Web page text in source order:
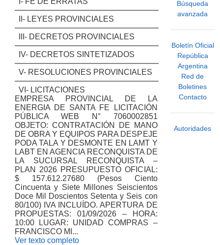
II- LEYES PROVINCIALES
III- DECRETOS PROVINCIALES
IV- DECRETOS SINTETIZADOS
V- RESOLUCIONES PROVINCIALES
VI- LICITACIONES
EMPRESA PROVINCIAL DE LA
ENERGIA DE SANTA FE LICITACIÓN
PÚBLICA WEB N° 7060002851
OBJETO: CONTRATACIÓN DE MANO
DE OBRA Y EQUIPOS PARA DESPEJE
PODA TALA Y DESMONTE EN LAMT Y
LABT EN AGENCIA RECONQUISTA DE
LA SUCURSAL RECONQUISTA –
PLAN 2026 PRESUPUESTO OFICIAL:
$ 157.612.27680 (Pesos Ciento
Cincuenta y Siete Millones Seiscientos
Doce Mil Doscientos Setenta y Seis con
80/100) IVA INCLUÍDO. APERTURA DE
PROPUESTAS: 01/09/2026 – HORA:
10:00 LUGAR: UNIDAD COMPRAS –
FRANCISCO MI...
Ver texto completo
Búsqueda
avanzada
Boletín Oficial
República
Argentina
Red de
Boletines
Contacto
Autoridades